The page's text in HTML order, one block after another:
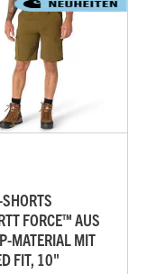
FORCE™ AUS
MATERIAL MIT
FIT, 10"